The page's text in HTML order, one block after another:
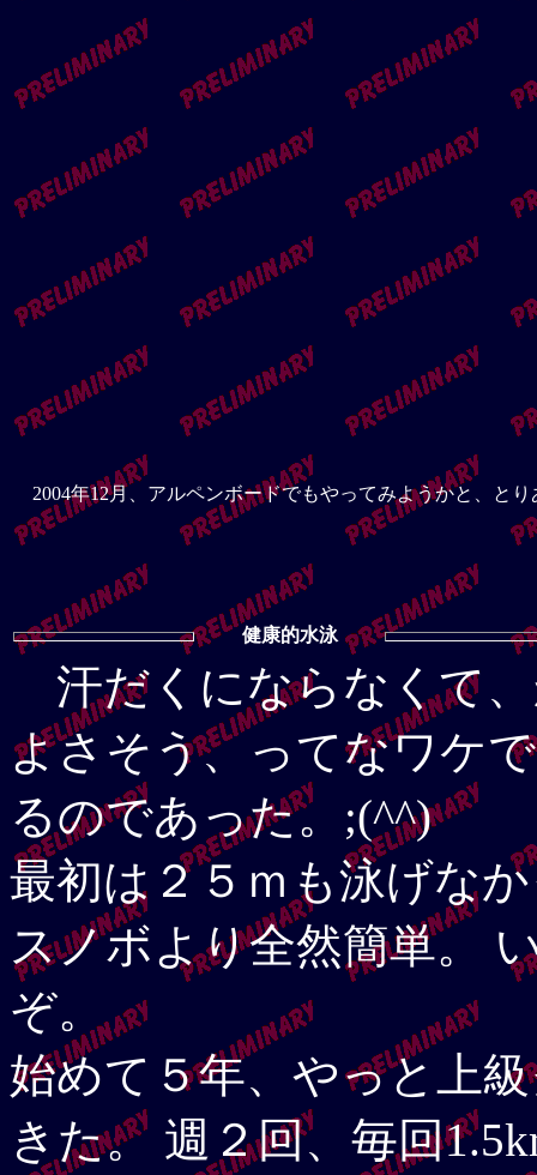
2004年12月、アルペンボードでもやってみようかと、と
健康的水泳
汗だくにならなくて
よさそう、ってなワケ
るのであった。;(^^)
最初は２５ｍも泳げな
スノボより全然簡単。
ぞ。
始めて５年、やっと上
きた。 週２回、毎回